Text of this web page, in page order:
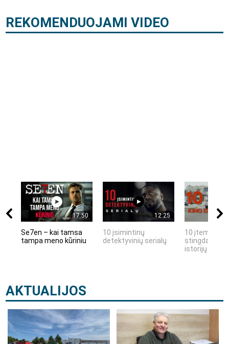
REKOMENDUOJAMI VIDEO
17:50
Se7en – kai tamsa
tampa meno kūriniu
12:25
10 įsimintinų
detektyvinių serialų
10 įtemptų,
stingdančių
istorijų
AKTUALIJOS